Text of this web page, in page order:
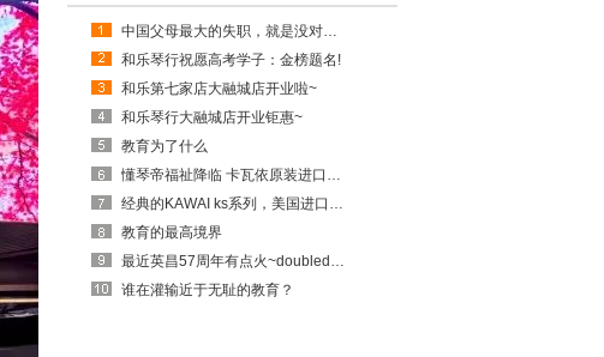
中国父母最大的失职，就是没对孩子进行金钱教育
和乐琴行祝愿高考学子：金榜题名!
和乐第七家店大融城店开业啦~
和乐琴行大融城店开业钜惠~
教育为了什么
懂琴帝福祉降临 卡瓦依原装进口特惠月
经典的KAWAI ks系列，美国进口实木音板~KSP-126
教育的最高境界
最近英昌57周年有点火~doubledouble的出吗
谁在灌输近于无耻的教育？